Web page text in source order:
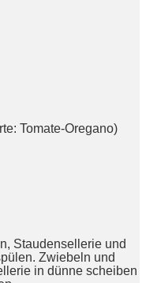
Tomate-Oregano)
Staudensellerie und
Zwiebeln und
in dünne scheiben